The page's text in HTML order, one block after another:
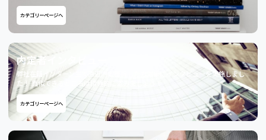
カテゴリーページへ
内定者インタビュー
弊社在籍インターン生で直近内定獲得した方対象にインタビューを実施しまし
た！ 真似できるところは積極的に盗みましょう！
カテゴリーページへ